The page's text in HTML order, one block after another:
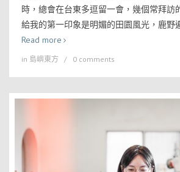
時，總會在台東多逗留一會，幾個常拜訪
給我的第一印象是明媚的田園風光，鹿野
Read more
in 島嶼東方 0 comments